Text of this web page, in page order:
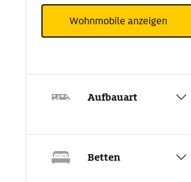
Wohnmobile anzeigen
Aufbauart
Betten